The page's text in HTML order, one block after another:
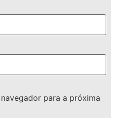
para a próxima